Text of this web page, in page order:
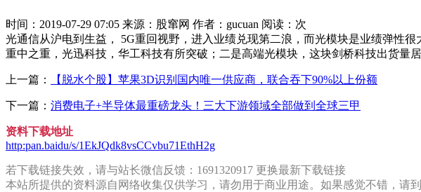
时间：2019-07-29 07:05 来源：股窜网 作者：gucuan 阅读： 次
光通信从沪电到生益， 5G重回视野，进入业绩兑现第二浪，而光模块是业绩弹性
重中之重，光迅科技，华工科技有所突破；二是高端光模块，这块剑桥科技出货量居
上一篇： 【脱水个股】苹果3D识别国内唯一供应商，联合吞下90%以上份额
下一篇： 消费电子+半导体最重磅龙头！三大下游领域全部做到全球三甲
资料下载地址
http:pan.baidu/s/1EkJQdk8vsCCvbu71EthH2g
若下载链接失效，请与站长微信反馈：1691320917 更换最新下载链接
本站所提供的资料源自网络收集仅供学习，请勿用于商业用途。如果感觉不错，请